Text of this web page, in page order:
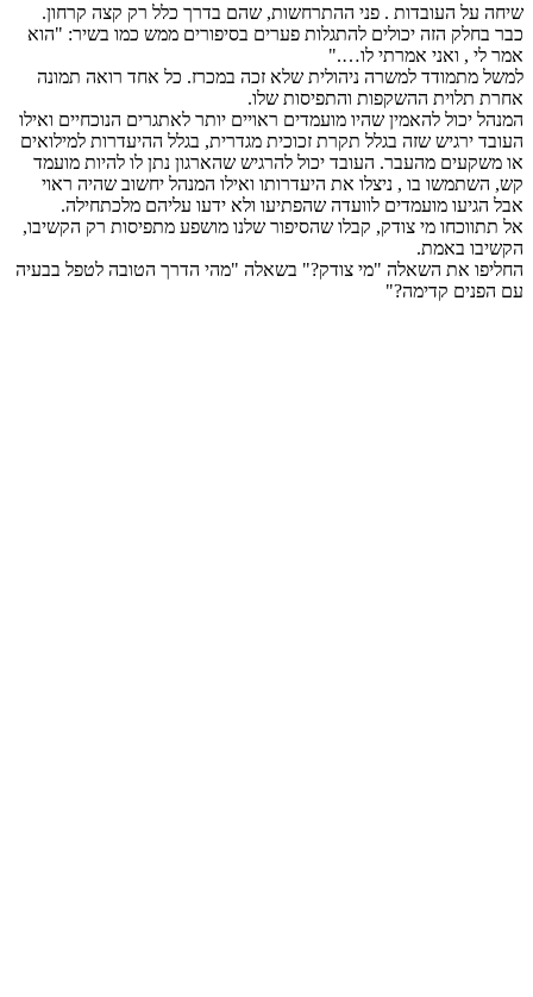
שיחה על העובדות . פני ההתרחשות, שהם בדרך כלל רק קצה קרחון.
כבר בחלק הזה יכולים להתגלות פערים בסיפורים ממש כמו בשיר: "הוא
אמר לי , ואני אמרתי לו…."
למשל מתמודד למשרה ניהולית שלא זכה במכרז. כל אחד רואה תמונה
אחרת תלוית ההשקפות והתפיסות שלו.
המנהל יכול להאמין שהיו מועמדים ראויים יותר לאתגרים הנוכחיים ואילו
העובד ירגיש שזה בגלל תקרת זכוכית מגדרית, בגלל ההיעדרות למילואים
או משקעים מהעבר. העובד יכול להרגיש שהארגון נתן לו להיות מועמד
קש, השתמשו בו , ניצלו את היעדרותו ואילו המנהל יחשוב שהיה ראוי
אבל הגיעו מועמדים לוועדה שהפתיעו ולא ידעו עליהם מלכתחילה.
אל תתווכחו מי צודק, קבלו שהסיפור שלנו מושפע מתפיסות רק הקשיבו,
הקשיבו באמת.
החליפו את השאלה "מי צודק?" בשאלה "מהי הדרך הטובה לטפל בבעיה
עם הפנים קדימה?"